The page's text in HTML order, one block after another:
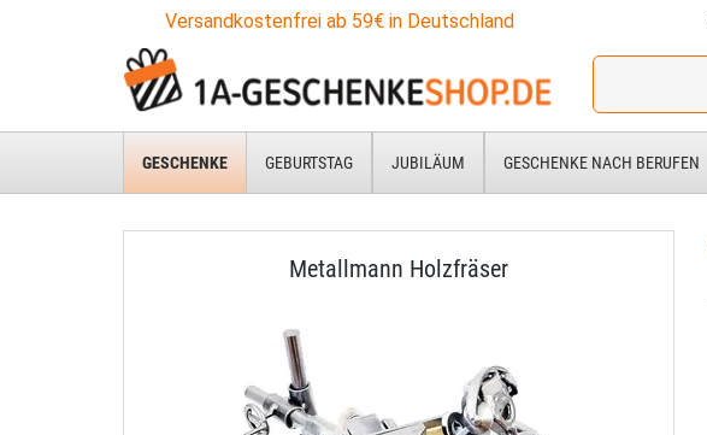
Versandkostenfrei ab 59€ in Deutschland
Ich
für:
GESCHENKE GEBURTSTAG JUBILÄUM GESCHENKE NACH BERUFEN
Metallmann Holzfräser